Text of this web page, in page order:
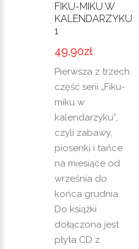
FIKU-MIKU W
KALENDARZYKU
1
49,90zł
Pierwsza z trzech
część serii „Fiku-
miku w
kalendarzyku”,
czyli zabawy,
piosenki i tańce
na miesiące od
września do
końca grudnia.
Do książki
dołączona jest
płyta CD z